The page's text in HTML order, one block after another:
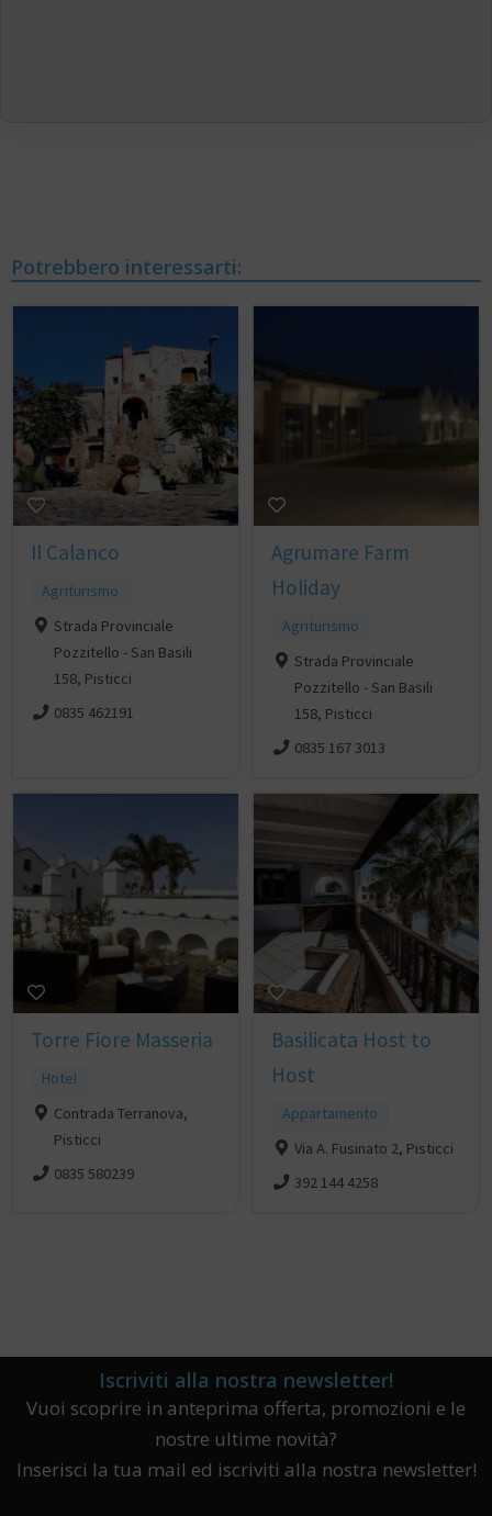
Potrebbero interessarti:
Il Calanco
Agriturismo
Strada Provinciale
Pozzitello - San Basili
158, Pisticci
0835 462191
Agrumare Farm
Holiday
Agriturismo
Strada Provinciale
Pozzitello - San Basili
158, Pisticci
0835 167 3013
Torre Fiore Masseria
Hotel
Contrada Terranova,
Pisticci
0835 580239
Basilicata Host to
Host
Appartamento
Via A. Fusinato 2, Pisticci
392 144 4258
Iscriviti alla nostra newsletter!
Vuoi scoprire in anteprima offerta, promozioni e le
nostre ultime novità?
Inserisci la tua mail ed iscriviti alla nostra newsletter!